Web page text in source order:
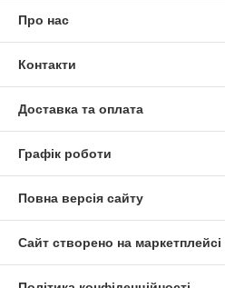
Про нас
Контакти
Доставка та оплата
Графік роботи
Повна версія сайту
Сайт створено на маркетплейсі